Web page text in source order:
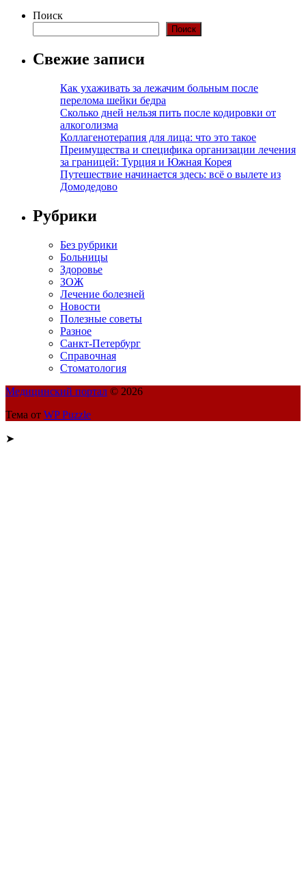
Поиск
Поиск
Свежие записи
Как ухаживать за лежачим больным после
перелома шейки бедра
Сколько дней нельзя пить после кодировки от
алкоголизма
Коллагенотерапия для лица: что это такое
Преимущества и специфика организации лечения
за границей: Турция и Южная Корея
Путешествие начинается здесь: всё о вылете из
Домодедово
Рубрики
Без рубрики
Больницы
Здоровье
ЗОЖ
Лечение болезней
Новости
Полезные советы
Разное
Санкт-Петербург
Справочная
Стоматология
Медицинский портал © 2026
Тема от WP Puzzle
➤